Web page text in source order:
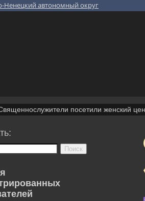
Ненецкий автономный округ
посетили женский
Поиск